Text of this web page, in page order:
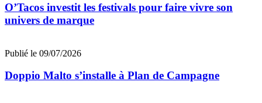
O’Tacos investit les festivals pour faire vivre son
univers de marque
Publié le 09/07/2026
Doppio Malto s’installe à Plan de Campagne